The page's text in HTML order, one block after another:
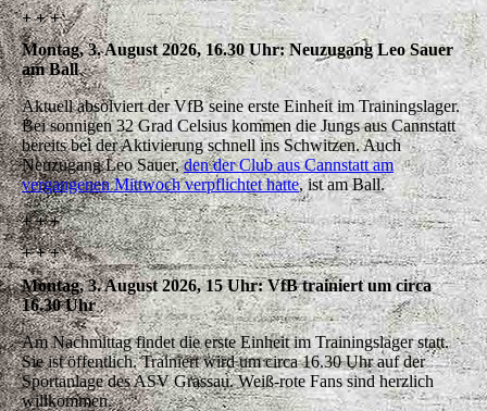
+ + +
Montag, 3. August 2026, 16.30 Uhr: Neuzugang Leo Sauer
am Ball
Aktuell absolviert der VfB seine erste Einheit im Trainingslager.
Bei sonnigen 32 Grad Celsius kommen die Jungs aus Cannstatt
bereits bei der Aktivierung schnell ins Schwitzen. Auch
Neuzugang Leo Sauer,den der Club aus Cannstatt am
vergangenen Mittwoch verpflichtet hatte, ist am Ball.
+ + +
+ + +
Montag, 3. August 2026, 15 Uhr: VfB trainiert um circa
16.30 Uhr
Am Nachmittag findet die erste Einheit im Trainingslager statt.
Sie ist öffentlich. Trainiert wird um circa 16.30 Uhr auf der
Sportanlage des ASV Grassau. Weiß-rote Fans sind herzlich
willkommen.